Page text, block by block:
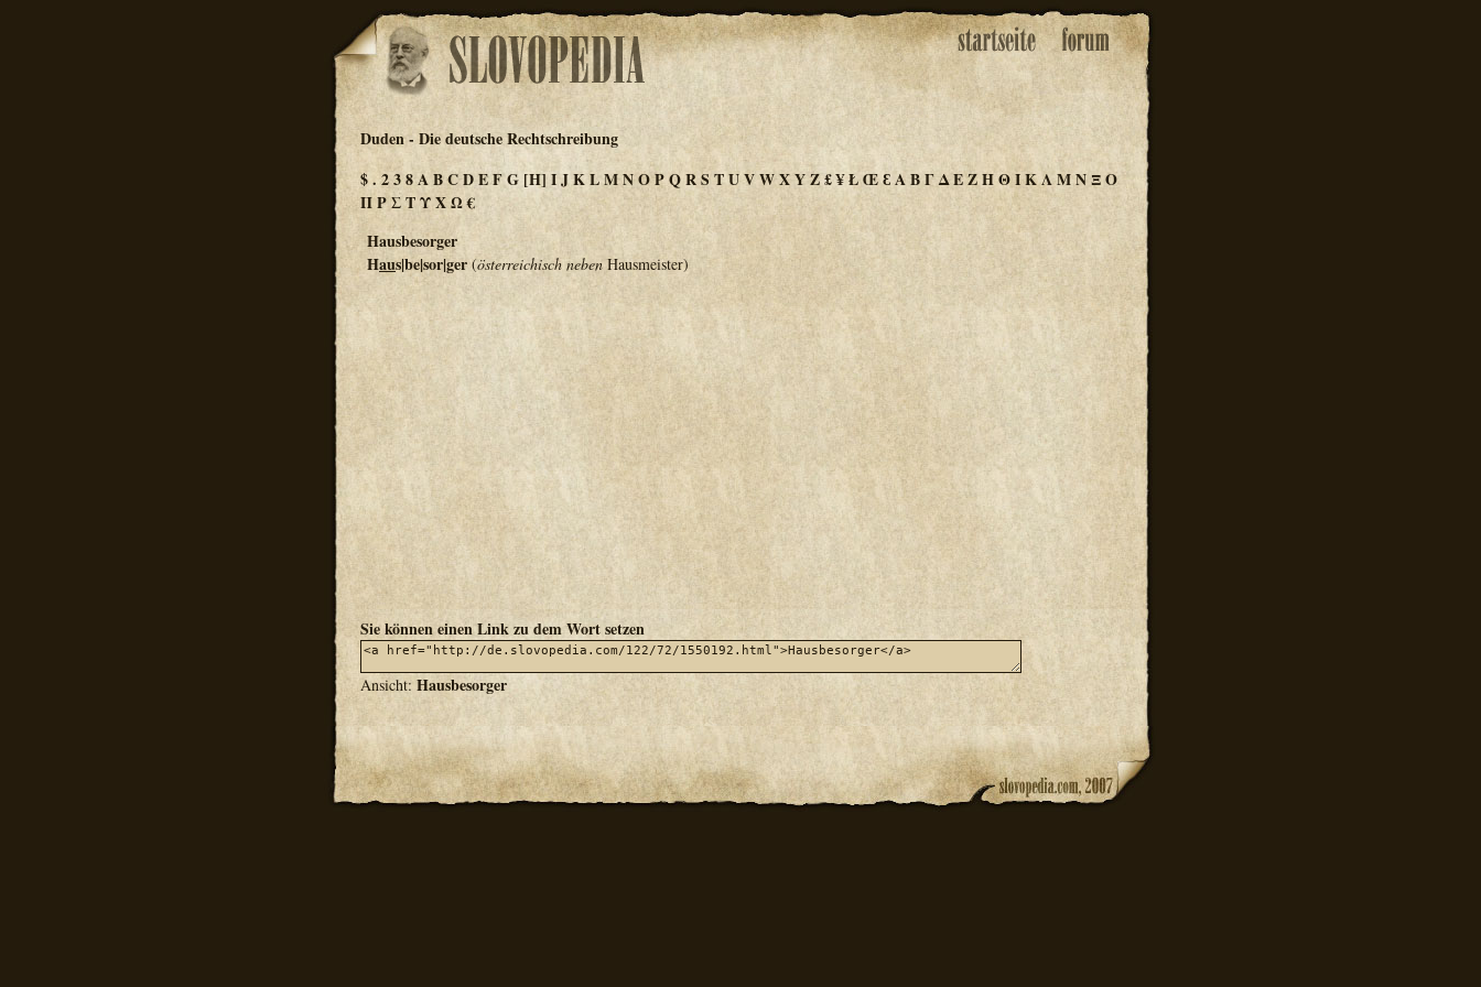
Duden - Die deutsche Rechtschreibung
$. 238ABCDEFG [H] IJKLMNOPQRS TUVWXYZ£¥ŁŒƐΑΒΓΔΕΖΗΘΙΚΛΜΝΞΟ
ΠΡΣΤΥΧΩ€
Hausbesorger
Haus|be|sor|ger(österreichisch nebenHausmeister)
Sie können einen Link zu dem Wort setzen
Ansicht: Hausbesorger